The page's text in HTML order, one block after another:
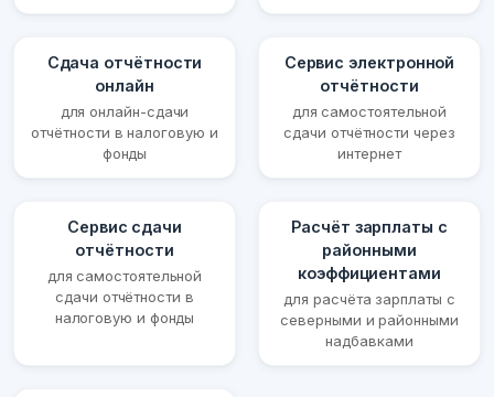
Сдача отчётности
онлайн
для онлайн-сдачи
отчётности в налоговую и
фонды
Сервис электронной
отчётности
для самостоятельной
сдачи отчётности через
интернет
Сервис сдачи
отчётности
для самостоятельной
сдачи отчётности в
налоговую и фонды
Расчёт зарплаты с
районными
коэффициентами
для расчёта зарплаты с
северными и районными
надбавками